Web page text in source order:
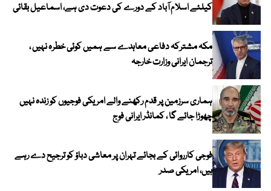
کیلئے اسلام آباد کے دورے کی دعوت دی ہے، اسماعیل بقائی
مکہ مشترکہ دفاعی معاہدے سے ہمیں کوئی خطرہ نہیں ،
ترجمان ایرانی وزارت خارجہ
ہماری سرزمین پر قدم رکھنے والے امریکی فوجیوں کو زندہ نہیں
چھوڑا جائے گا ، کمانڈر ایرانی فوج
فوجی کارروائی کے بجائے تہران پر معاشی دباؤ کو ترجیح دے رہے
ہیں، امریکی صدر